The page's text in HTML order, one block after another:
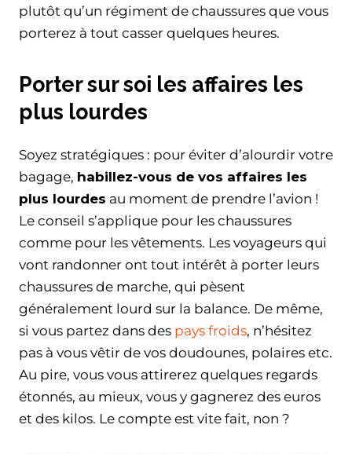
plutôt qu’un régiment de chaussures que vous
porterez à tout casser quelques heures.
Porter sur soi les affaires les
plus lourdes
Soyez stratégiques : pour éviter d’alourdir votre
bagage, habillez-vous de vos affaires les
plus lourdes au moment de prendre l’avion !
Le conseil s’applique pour les chaussures
comme pour les vêtements. Les voyageurs qui
vont randonner ont tout intérêt à porter leurs
chaussures de marche, qui pèsent
généralement lourd sur la balance. De même,
si vous partez dans des pays froids, n’hésitez
pas à vous vêtir de vos doudounes, polaires etc.
Au pire, vous vous attirerez quelques regards
étonnés, au mieux, vous y gagnerez des euros
et des kilos. Le compte est vite fait, non ?